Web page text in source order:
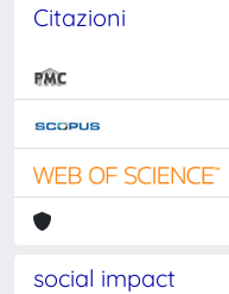
Citazioni
social impact